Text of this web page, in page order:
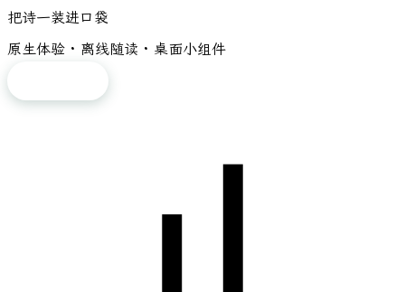
把诗一装进口袋
原生体验 · 离线随读 · 桌面小组件